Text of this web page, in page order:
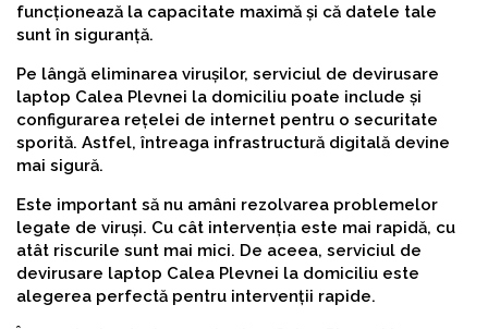
funcționează la capacitate maximă și că datele tale
sunt în siguranță.
Pe lângă eliminarea virușilor, serviciul de devirusare
laptop Calea Plevnei la domiciliu poate include și
configurarea rețelei de internet pentru o securitate
sporită. Astfel, întreaga infrastructură digitală devine
mai sigură.
Este important să nu amâni rezolvarea problemelor
legate de viruși. Cu cât intervenția este mai rapidă, cu
atât riscurile sunt mai mici. De aceea, serviciul de
devirusare laptop Calea Plevnei la domiciliu este
alegerea perfectă pentru intervenții rapide.